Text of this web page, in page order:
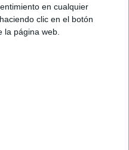
en cualquier
clic en el botón
la página web.